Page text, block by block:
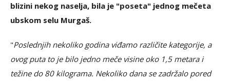
blizini nekog naselja, bila je "poseta" jednog mečeta
ubskom selu Murgaš.
"Poslednjih nekoliko godina viđamo različite kategorije, a
ovog puta to je bilo jedno meče visine oko 1,5 metara i
težine do 80 kilograma. Nekoliko dana se zadržalo pored